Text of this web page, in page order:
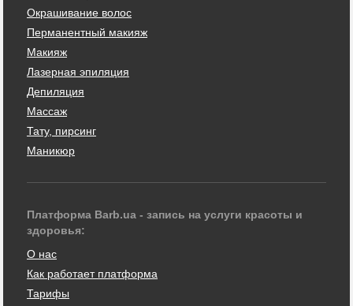
Окрашивание волос
Перманентный макияж
Макияж
Лазерная эпиляция
Депиляция
Массаж
Тату, пирсинг
Маникюр
Платформа Barb.ua - запись на услуги красоты и
здоровья:
О нас
Как работает платформа
Тарифы